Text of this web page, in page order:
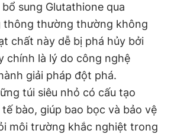
sung Glutathione qua
thông thường thường không
chất này dễ bị phá hủy bởi
chính là lý do công nghệ
giải pháp đột phá.
túi siêu nhỏ có cấu tạo
bào, giúp bao bọc và bảo vệ
môi trường khắc nghiệt trong